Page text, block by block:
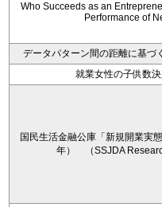
Who Succeeds as an
Performance of
データパターン間の距離に基づ
就業女性の子供数
国民生活金融公庫「新規開業実
年） （SSJDA